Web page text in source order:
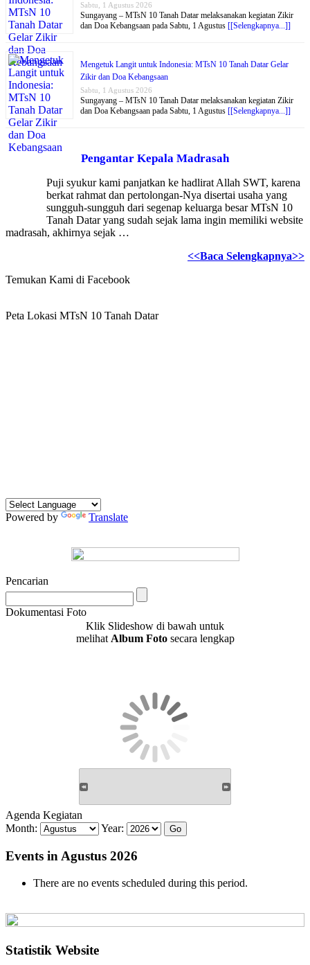
Sabtu, 1 Agustus 2026
Sungayang – MTsN 10 Tanah Datar melaksanakan kegiatan Zikir
dan Doa Kebangsaan pada Sabtu, 1 Agustus [[Selengkapnya...]]
Mengetuk Langit untuk Indonesia: MTsN 10 Tanah Datar Gelar
Zikir dan Doa Kebangsaan
Sabtu, 1 Agustus 2026
Sungayang – MTsN 10 Tanah Datar melaksanakan kegiatan Zikir
dan Doa Kebangsaan pada Sabtu, 1 Agustus [[Selengkapnya...]]
Pengantar Kepala Madrasah
Puji syukur kami panjatkan ke hadlirat Allah SWT, karena
berkat rahmat dan pertolongan-Nya disertai usaha yang
sungguh-sungguh dari segenap keluarga besar MTsN 10
Tanah Datar yang sudah sejak lama ingin memiliki website
madrasah, akhirnya sejak …
<<Baca Selengkapnya>>
Temukan Kami di Facebook
Peta Lokasi MTsN 10 Tanah Datar
Powered by Translate
Pencarian
Dokumentasi Foto
Klik Slideshow di bawah untuk
melihat Album Fotosecara lengkap
Agenda Kegiatan
Month:
Year:
Events in Agustus 2026
There are no events scheduled during this period.
Statistik Website